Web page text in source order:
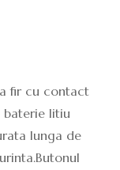
fir cu contact
baterie litiu
lunga de